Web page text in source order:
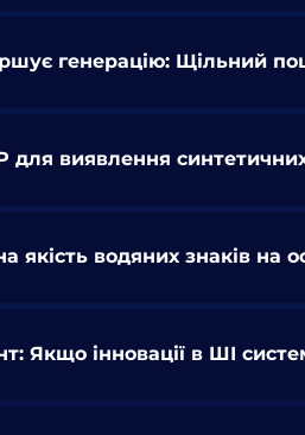
генерацію: Щільний
для виявлення
якість водяних знаків на
Якщо інновації в ШІ